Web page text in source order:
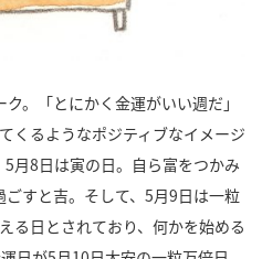
。「とにかく金運がいい週だ」
くるようなポジティブなイメージ
月8日は寅の日。自ら富をつかみ
すと吉。そして、5月9日は一粒
る日とされており、何かを始める